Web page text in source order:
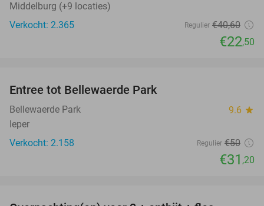
Middelburg (+9 locaties)
Verkocht: 2.365
Regulier €40,60
€22,50
Entree tot Bellewaerde Park
Bellewaerde Park 9.6 star
Ieper
Verkocht: 2.158
Regulier €50
€31 ,20